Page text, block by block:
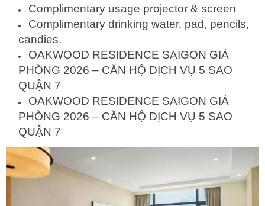
Complimentary usage projector & screen
Complimentary drinking water, pad, pencils,
candies.
OAKWOOD RESIDENCE SAIGON GIÁ
PHÒNG 2026 – CĂN HỘ DỊCH VỤ 5 SAO
QUẬN 7
OAKWOOD RESIDENCE SAIGON GIÁ
PHÒNG 2026 – CĂN HỘ DỊCH VỤ 5 SAO
QUẬN 7